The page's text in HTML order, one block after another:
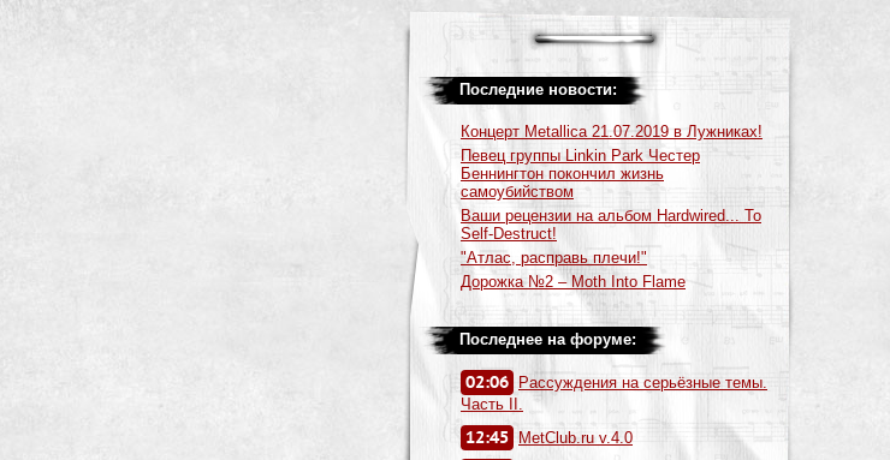
Последние новости:
Концерт Metallica 21.07.2019 в Лужниках!
Певец группы Linkin Park Честер
Беннингтон покончил жизнь
самоубийством
Ваши рецензии на альбом Hardwired... To
Self-Destruct!
"Атлас, расправь плечи!"
Дорожка №2 – Moth Into Flame
Последнее на форуме:
02:06
Рассуждения на серьёзные темы.
Часть II.
12:45 MetClub.ru v.4.0